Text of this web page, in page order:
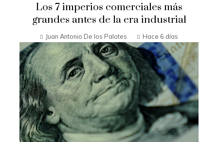
Los 7 imperios comerciales más
grandes antes de la era industrial
Juan Antonio De los Palotes Hace 6 días